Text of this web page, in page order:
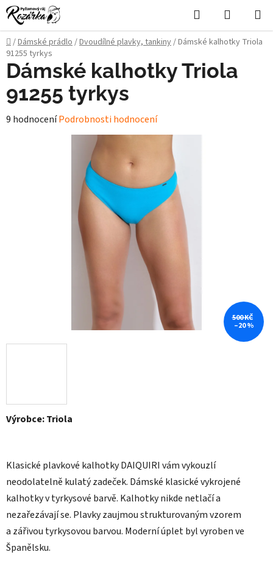
Přejít
na
obsah
Hledat
KOŠÍK
Domů
/Dámské prádlo/Dvoudílné plavky, tankiny/Dámské kalhotky Triola
91255 tyrkys
Výrobce: Triola
Klasické plavkové kalhotky DAIQUIRI vám vykouzlí
neodolatelně kulatý zadeček. Dámské klasické vykrojené
kalhotky v tyrkysové barvě. Kalhotky nikde netlačí a
nezařezávají se. Plavky zaujmou strukturovaným vzorem
a zářivou tyrkysovou barvou. Moderní úplet byl vyroben ve
Španělsku.
Dámské kalhotky Triola
91255 tyrkys
Průměrné
9 hodnoceníPodrobnosti hodnocení
500 KČ
–20 %